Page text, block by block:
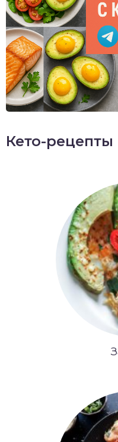
Кето-рецепты